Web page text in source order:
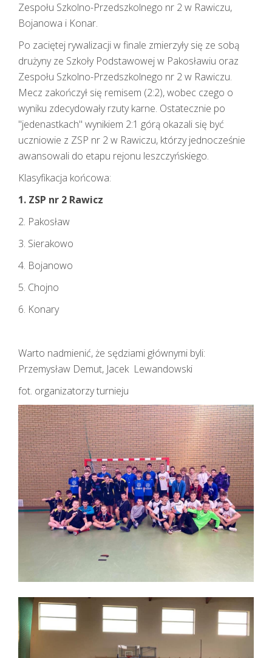
Zespołu Szkolno-Przedszkolnego nr 2 w Rawiczu,
Bojanowa i Konar.
Po zaciętej rywalizacji w finale zmierzyły się ze sobą
drużyny ze Szkoły Podstawowej w Pakosławiu oraz
Zespołu Szkolno-Przedszkolnego nr 2 w Rawiczu.
Mecz zakończył się remisem (2:2), wobec czego o
wyniku zdecydowały rzuty karne. Ostatecznie po
"jedenastkach" wynikiem 2:1 górą okazali się być
uczniowie z ZSP nr 2 w Rawiczu, którzy jednocześnie
awansowali do etapu rejonu leszczyńskiego.
Klasyfikacja końcowa:
1. ZSP nr 2 Rawicz
2. Pakosław
3. Sierakowo
4. Bojanowo
5. Chojno
6. Konary
Warto nadmienić, że sędziami głównymi byli:
Przemysław Demut, Jacek Lewandowski
fot. organizatorzy turnieju